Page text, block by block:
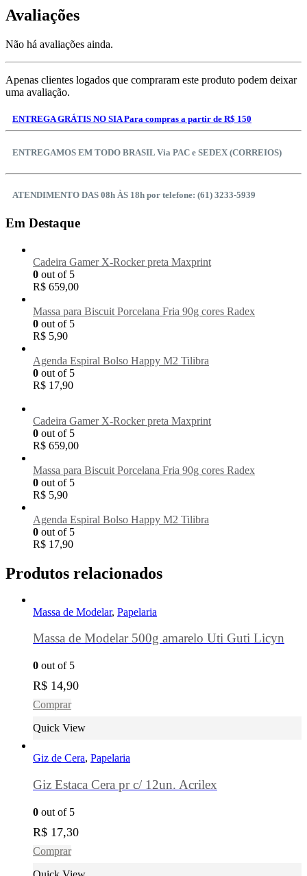
Avaliações
Não há avaliações ainda.
Apenas clientes logados que compraram este produto podem deixar
uma avaliação.
ENTREGA GRÁTIS NO SIA Para compras a partir de R$ 150
ENTREGAMOS EM TODO BRASIL Via PAC e SEDEX (CORREIOS)
ATENDIMENTO DAS 08h ÀS 18h por telefone: (61) 3233-5939
Em Destaque
Cadeira Gamer X-Rocker preta Maxprint
0 out of 5
R$ 659,00
Massa para Biscuit Porcelana Fria 90g cores Radex
0 out of 5
R$ 5,90
Agenda Espiral Bolso Happy M2 Tilibra
0 out of 5
R$ 17,90
Cadeira Gamer X-Rocker preta Maxprint
0 out of 5
R$ 659,00
Massa para Biscuit Porcelana Fria 90g cores Radex
0 out of 5
R$ 5,90
Agenda Espiral Bolso Happy M2 Tilibra
0 out of 5
R$ 17,90
Produtos relacionados
Massa de Modelar, Papelaria
Massa de Modelar 500g amarelo Uti Guti Licyn
0 out of 5
R$ 14,90
Comprar
Quick View
Giz de Cera, Papelaria
Giz Estaca Cera pr c/ 12un. Acrilex
0 out of 5
R$ 17,30
Comprar